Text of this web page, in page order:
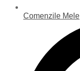
Comenzile Mele